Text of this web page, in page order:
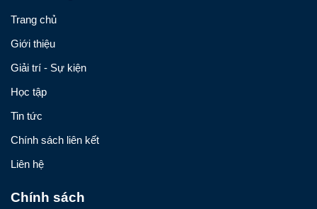
Trang chủ
Giới thiệu
Giải trí - Sự kiện
Học tập
Tin tức
Chính sách liên kết
Liên hệ
Chính sách